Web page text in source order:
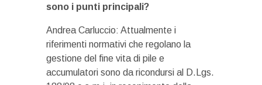
sono i punti principali?
Andrea Carluccio: Attualmente i
riferimenti normativi che regolano la
gestione del fine vita di pile e
accumulatori sono da ricondursi al D.Lgs.